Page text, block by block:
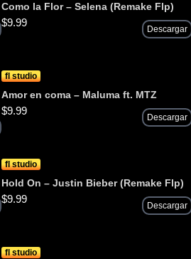
Como la Flor – Selena (Remake Flp)
$9.99
Descargar
fl studio
Amor en coma – Maluma ft. MTZ
$9.99
Descargar
fl studio
Hold On – Justin Bieber (Remake Flp)
$9.99
Descargar
fl studio